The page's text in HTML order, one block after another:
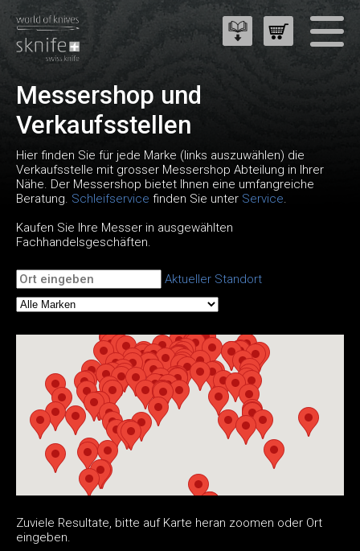
Zuviele Resultate, bitte auf Karte heran zoomen oder Ort
eingeben.
Messershop und
Verkaufsstellen
Hier finden Sie für jede Marke (links auszuwählen) die
Verkaufsstelle mit grosser Messershop Abteilung in Ihrer
Nähe. Der Messershop bietet Ihnen eine umfangreiche
Beratung. Schleifservice finden Sie unter Service.
Kaufen Sie Ihre Messer in ausgewählten
Fachhandelsgeschäften.
Aktueller Standort